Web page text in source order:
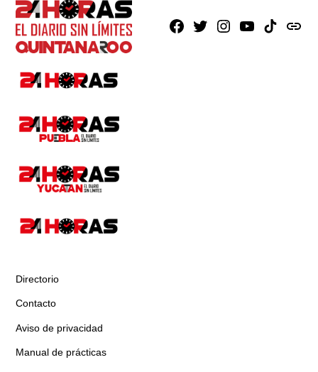
Facebook
X Instagram
YoutubeTikTokissuu
Directorio
Contacto
Aviso de privacidad
Manual de prácticas